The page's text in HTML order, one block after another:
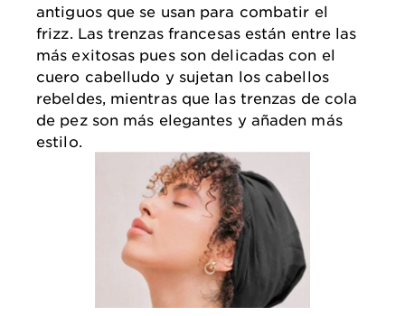
antiguos que se usan para combatir el
frizz. Las trenzas francesas están entre las
más exitosas pues son delicadas con el
cuero cabelludo y sujetan los cabellos
rebeldes, mientras que las trenzas de cola
de pez son más elegantes y añaden más
estilo.